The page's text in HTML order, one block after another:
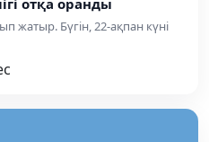
Бүгін, 22-ақпан күні